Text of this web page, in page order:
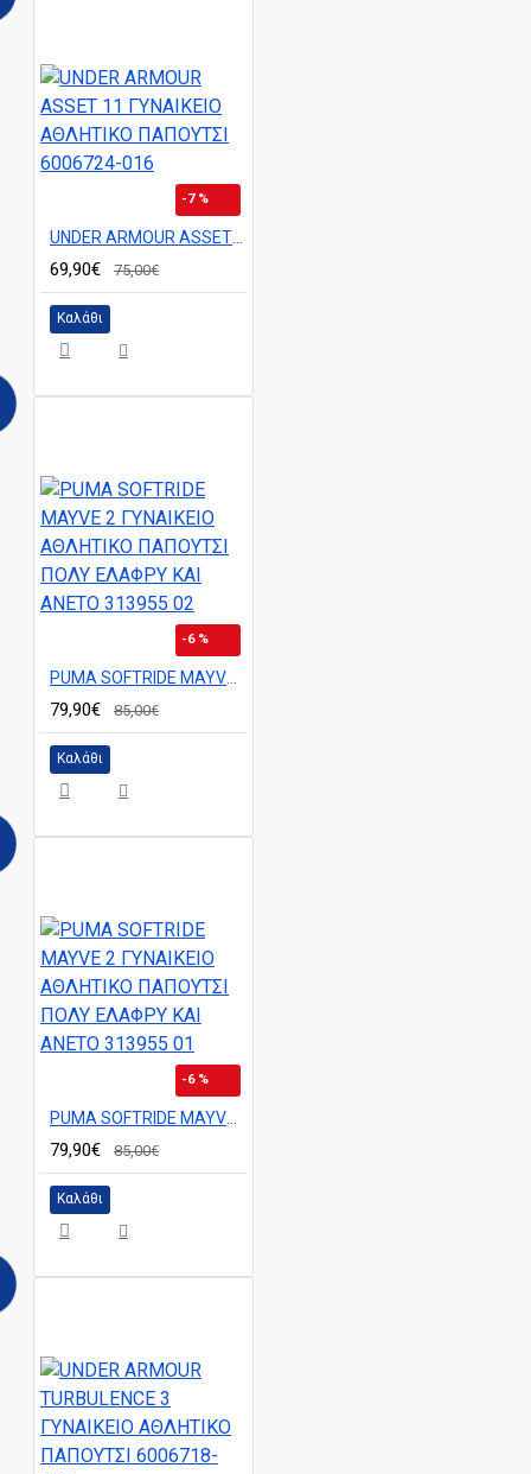
-7 %
UNDER ARMOUR ASSET 11 ΓΥΝΑΙΚΕΙΟ ΑΘΛΗΤΙΚΟ ΠΑΠΟΥΤΣΙ 6006724-016
69,90€ 75,00€
Καλάθι
-6 %
PUMA SOFTRIDE MAYVE 2 ΓΥΝΑΙΚΕΙΟ ΑΘΛΗΤΙΚΟ ΠΑΠΟΥΤΣΙ ΠΟΛΥ ΕΛΑΦΡΥ ΚΑΙ ΑΝΕΤΟ 313955 02
79,90€ 85,00€
Καλάθι
-6 %
PUMA SOFTRIDE MAYVE 2 ΓΥΝΑΙΚΕΙΟ ΑΘΛΗΤΙΚΟ ΠΑΠΟΥΤΣΙ ΠΟΛΥ ΕΛΑΦΡΥ ΚΑΙ ΑΝΕΤΟ 313955 01
79,90€ 85,00€
Καλάθι